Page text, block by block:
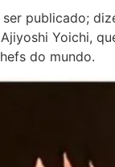
publicado;
Yoichi,
do mundo.